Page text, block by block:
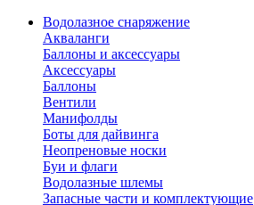
Водолазное снаряжение
Акваланги
Баллоны и аксессуары
Аксессуары
Баллоны
Вентили
Манифолды
Боты для дайвинга
Неопреновые носки
Буи и флаги
Водолазные шлемы
Запасные части и комплектующие